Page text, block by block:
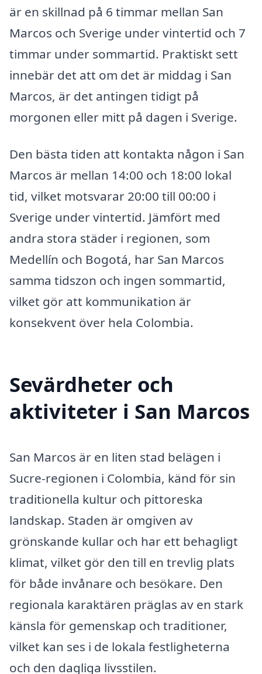
är en skillnad på 6 timmar mellan San
Marcos och Sverige under vintertid och 7
timmar under sommartid. Praktiskt sett
innebär det att om det är middag i San
Marcos, är det antingen tidigt på
morgonen eller mitt på dagen i Sverige.
Den bästa tiden att kontakta någon i San
Marcos är mellan 14:00 och 18:00 lokal
tid, vilket motsvarar 20:00 till 00:00 i
Sverige under vintertid. Jämfört med
andra stora städer i regionen, som
Medellín och Bogotá, har San Marcos
samma tidszon och ingen sommartid,
vilket gör att kommunikation är
konsekvent över hela Colombia.
Sevärdheter och
aktiviteter i San Marcos
San Marcos är en liten stad belägen i
Sucre-regionen i Colombia, känd för sin
traditionella kultur och pittoreska
landskap. Staden är omgiven av
grönskande kullar och har ett behagligt
klimat, vilket gör den till en trevlig plats
för både invånare och besökare. Den
regionala karaktären präglas av en stark
känsla för gemenskap och traditioner,
vilket kan ses i de lokala festligheterna
och den dagliga livsstilen.